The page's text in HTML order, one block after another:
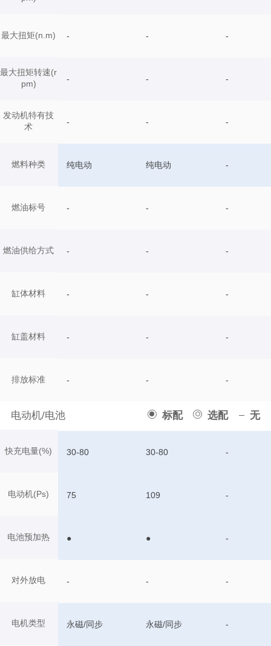
最大扭矩(n.m)
最大扭矩转速(r
pm)
发动机特有技
术
燃料种类
燃油标号
燃油供给方式
缸体材料
缸盖材料
排放标准
电动机/电池 标配 选配 无
快充电量(%)
电动机(Ps)
电池预加热
对外放电
电机类型
- - -
- - -
- - -
纯电动 纯电动 -
- - -
- - -
- - -
- - -
- - -
30-80 30-80 -
75 109 -
● ● -
- - -
永磁/同步 永磁/同步 -